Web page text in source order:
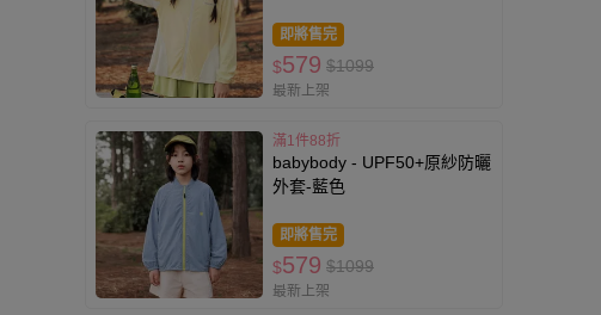
即將售完
$579 $1099
最新上架
滿1件88折
babybody - UPF50+原紗防曬
外套-藍色
即將售完
$579 $1099
最新上架